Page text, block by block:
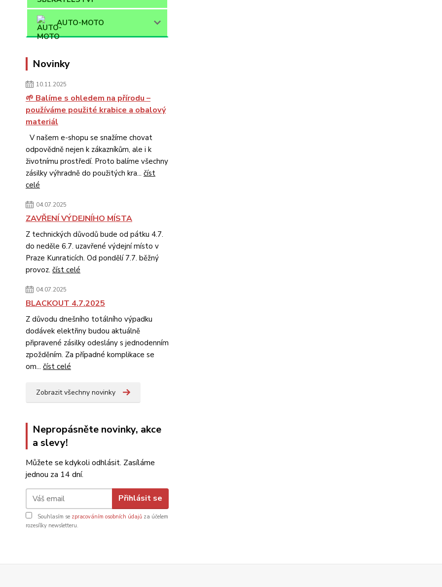
AUTO-MOTO
Novinky
10.11.2025
🌱 Balíme s ohledem na přírodu –
používáme použité krabice a obalový
materiál
V našem e-shopu se snažíme chovat
odpovědně nejen k zákazníkům, ale i k
životnímu prostředí. Proto balíme všechny
zásilky výhradně do použitých kra... číst
celé
04.07.2025
ZAVŘENÍ VÝDEJNÍHO MÍSTA
Z technických důvodů bude od pátku 4.7.
do neděle 6.7. uzavřené výdejní místo v
Praze Kunraticích. Od pondělí 7.7. běžný
provoz. číst celé
04.07.2025
BLACKOUT 4.7.2025
Z důvodu dnešního totálního výpadku
dodávek elektřiny budou aktuálně
připravené zásilky odeslány s jednodenním
zpožděním. Za případné komplikace se
om... číst celé
Zobrazit všechny novinky
Nepropásněte novinky, akce
a slevy!
Můžete se kdykoli odhlásit. Zasíláme
jednou za 14 dní.
Přihlásit se
Souhlasím se zpracováním osobních údajů za účelem
rozesílky newsletteru.